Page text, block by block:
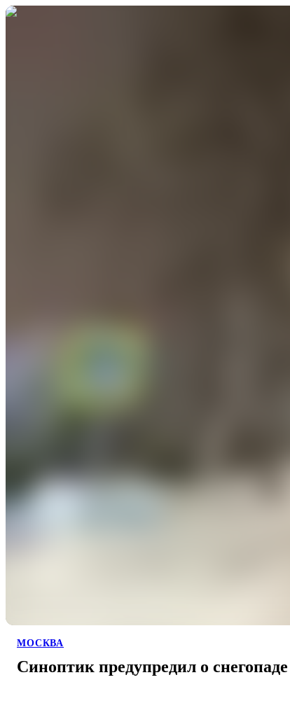
МОСКВА
Синоптик предупредил о снегопаде